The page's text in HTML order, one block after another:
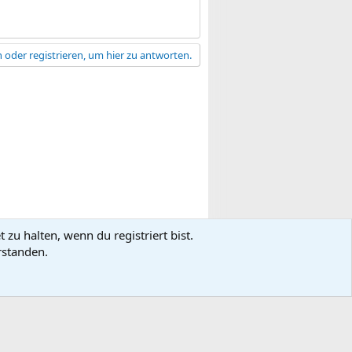
oder registrieren, um hier zu antworten.
Datenschutz
zu halten, wenn du registriert bist.